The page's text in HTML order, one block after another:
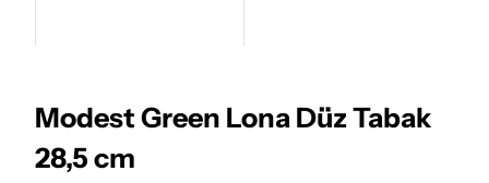
Modest Green Lona Düz Tabak
28,5 cm